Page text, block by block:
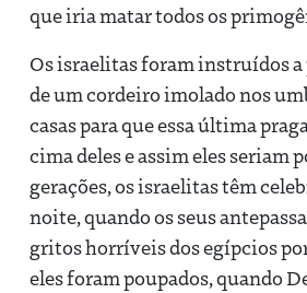
que iria matar todos os
Os israelitas foram instruídos a
de um cordeiro imolado nos
casas para que essa última
cima deles e assim eles seriam
gerações, os israelitas têm
noite, quando os seus
gritos horríveis dos egípcios
eles foram poupados, quando